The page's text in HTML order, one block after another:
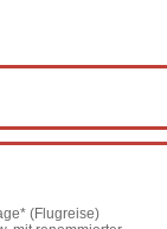
(Flugreise)